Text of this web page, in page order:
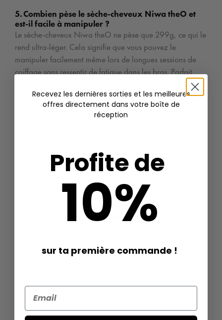
5. Combien pèse le sèche-cheveux Niwa theO et
est-il facile à manipuler ?
Le sèche-cheveux Niwa theO ne pèse que 299g, ce qui le
rend ultra-léger. Cela signifie que vous pouvez le
manipuler facilement même lors de longues sessions de
coiffage sans ressentir de fatigue dans les bras. Parfait
pour une utilisation quotidienne et idéal pour les voyages
6. Le sèche-cheveux Niwa theO est-il adapté à un
magnétiques pour un coiffage sans effort et flexible. Ces
caractéristiques de qualité professionnelle en font le choix
parfait pour une utilisation en salon ainsi que pour une
utilisation domestique exigeante.
7.Y a-t-il une sécurité enfant ?
Lors de l'utilisation d'un appareil électrique, des précautions de
base doivent être observées, notamment les suivantes:
Recevez les dernières sorties et les meilleures
offres directement dans votre boîte de
réception
Profite de
10%
sur ta première commande !